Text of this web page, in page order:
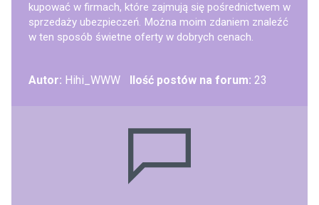
kupować w firmach, które zajmują się pośrednictwem w
sprzedaży ubezpieczeń. Można moim zdaniem znaleźć
w ten sposób świetne oferty w dobrych cenach.
Autor: Hihi_WWW Ilość postów na forum: 23